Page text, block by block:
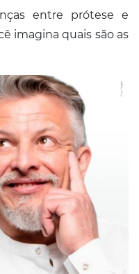
entre prótese e
imagina quais são as